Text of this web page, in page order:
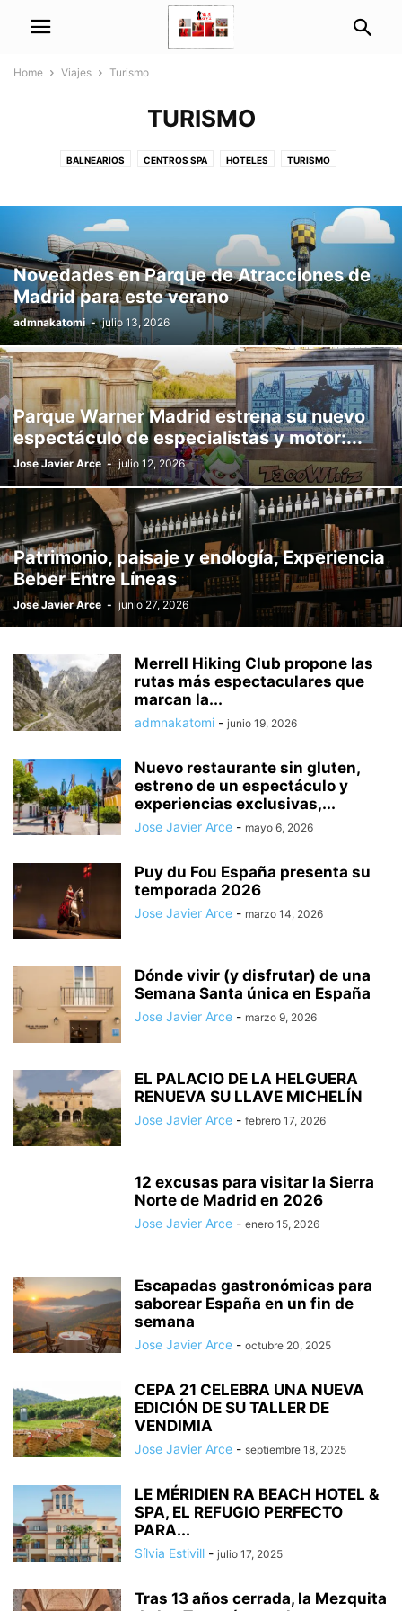
Home Viajes Turismo
TURISMO
BALNEARIOS CENTROS SPA HOTELES TURISMO
Novedades en Parque de Atracciones de
Madrid para este verano
admnakatomi - julio 13, 2026
Parque Warner Madrid estrena su nuevo
espectáculo de especialistas y motor:...
Jose Javier Arce - julio 12, 2026
Patrimonio, paisaje y enología, Experiencia
Beber Entre Líneas
Jose Javier Arce - junio 27, 2026
Merrell Hiking Club propone las
rutas más espectaculares que
marcan la...
admnakatomi - junio 19, 2026
Nuevo restaurante sin gluten,
estreno de un espectáculo y
experiencias exclusivas,...
Jose Javier Arce - mayo 6, 2026
Puy du Fou España presenta su
temporada 2026
Jose Javier Arce - marzo 14, 2026
Dónde vivir (y disfrutar) de una
Semana Santa única en España
Jose Javier Arce - marzo 9, 2026
EL PALACIO DE LA HELGUERA
RENUEVA SU LLAVE MICHELÍN
Jose Javier Arce - febrero 17, 2026
12 excusas para visitar la Sierra
Norte de Madrid en 2026
Jose Javier Arce - enero 15, 2026
Escapadas gastronómicas para
saborear España en un fin de
semana
Jose Javier Arce - octubre 20, 2025
CEPA 21 CELEBRA UNA NUEVA
EDICIÓN DE SU TALLER DE
VENDIMIA
Jose Javier Arce - septiembre 18, 2025
LE MÉRIDIEN RA BEACH HOTEL &
SPA, EL REFUGIO PERFECTO
PARA...
Sílvia Estivill - julio 17, 2025
Tras 13 años cerrada, la Mezquita